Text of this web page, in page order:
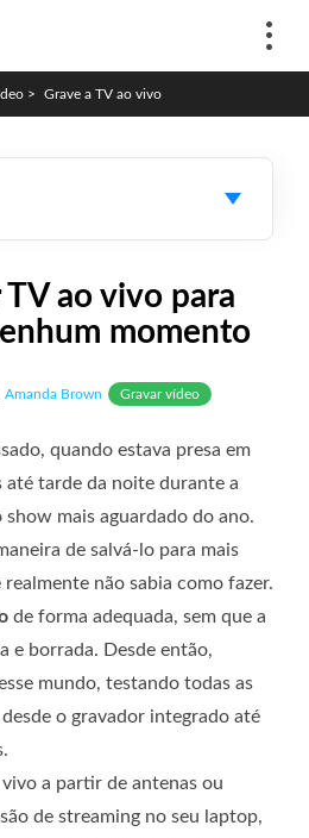
> Grave a TV ao vivo
ao vivo para
momento
Amanda Brown Gravar vídeo
quando estava presa em
até tarde da noite durante a
mais aguardado do ano.
de salvá-lo para mais
não sabia como fazer.
de forma adequada, sem que a
e borrada. Desde então,
mundo, testando todas as
o gravador integrado até
a partir de antenas ou
de streaming no seu laptop,